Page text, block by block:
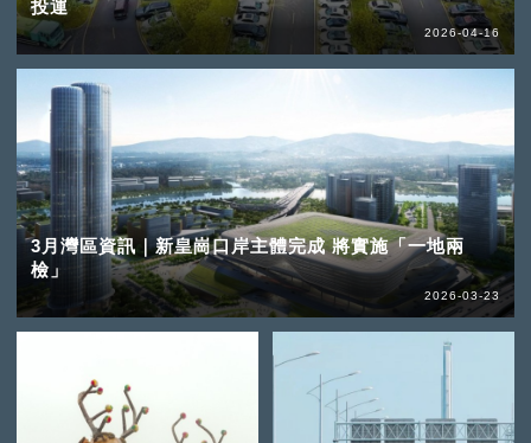
投運
2026-04-16
3月灣區資訊｜新皇崗口岸主體完成 將實施「一地兩
檢」
2026-03-23